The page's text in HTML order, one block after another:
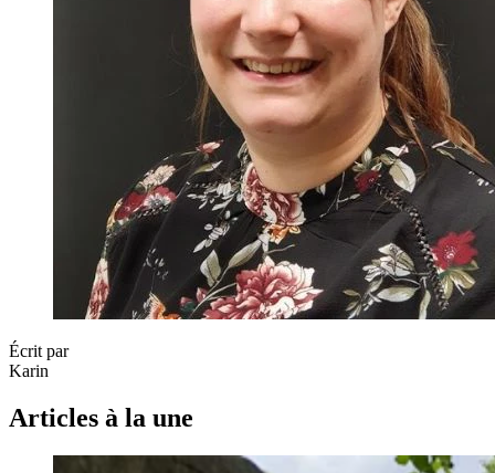
Écrit par
Karin
Articles à la une